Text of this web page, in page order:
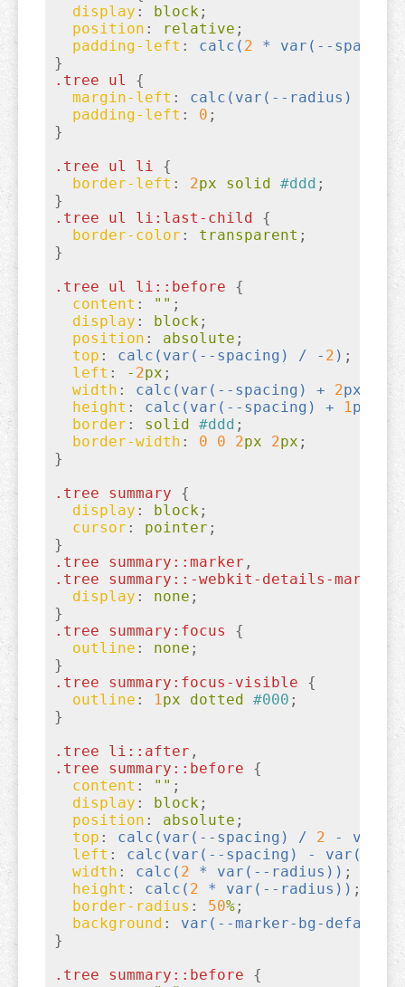
display : block ;
position : relative ;
padding-left : calc( 2 * var(--
}
.tree
ul
{
margin-left : calc( var(--radius)
padding-left : 0
}
.tree
ul li
{
border-left : 2px solid #ddd
}
.tree
ul li :last-child
{
border-color : transparent
}
.tree
ul li ::before
{
content : "" ;
display : block ;
position : absolute ;
top : calc( var(--spacing) / - 2 ) ;
left : - 2px ;
width : calc( var(--spacing) + 2px)
height : calc( var(--spacing) + 1 px)
border : solid #ddd ;
border-width : 0 0 2px 2px
}
.tree
summary
{
display : block ;
cursor : pointer
}
.tree
summary ::marker
.tree
summary ::-webkit-details-marker
display : none
}
.tree
summary :focus
{
outline : none
}
.tree
summary :focus-visible
{
outline : 1 px dotted #000
}
.tree
li ::after
.tree
summary ::before
{
content : "" ;
display : block ;
position : absolute ;
top : calc( var(--spacing) / 2 -
left : calc( var(--spacing) - var(--
width : calc( 2 * var(--radius) ) ;
height : calc( 2 * var(--radius) ) ;
border-radius : 50%;
background :
var(--marker-bg-default)
}
.tree
summary ::before
{